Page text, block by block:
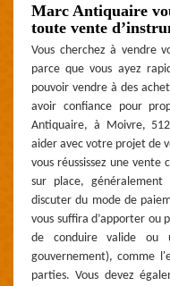
Marc Antiquaire
toute vente
Vous cherchez à vendre
parce que vous ayez
pouvoir vendre à des
avoir confiance pour
Antiquaire, à Moivre,
aider avec votre projet de
vous réussissez une vente
sur place, généralement
discuter du mode de
vous suffira d’apporter ou
de conduire valide ou
gouvernement), comme
parties. Vous devez